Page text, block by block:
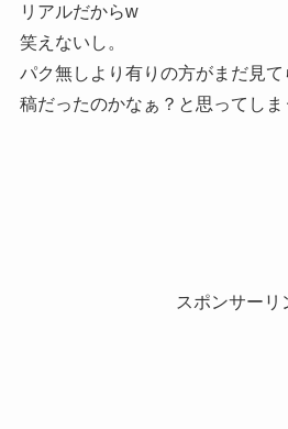
リアルだからw
笑えないし。
パク無しより有りの方がまだ見
稿だったのかなぁ？と思ってし
スポンサーリ